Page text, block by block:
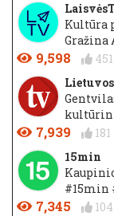
Kultūra
9,598 451
7,939 181
15min
#15min
7,345 104